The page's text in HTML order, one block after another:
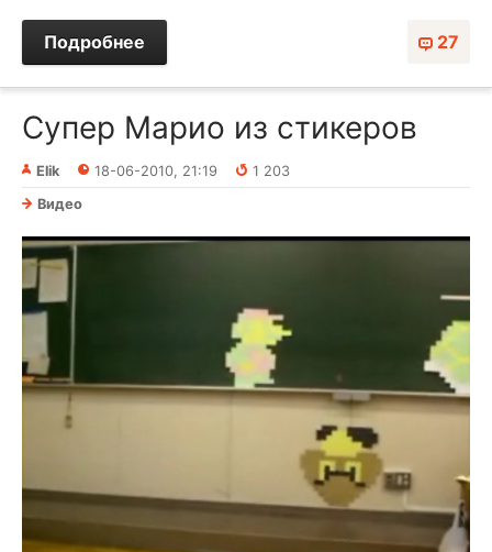
27
Подробнее
Супер Марио из стикеров
Elik 18-06-2010, 21:19
1 203
Видео